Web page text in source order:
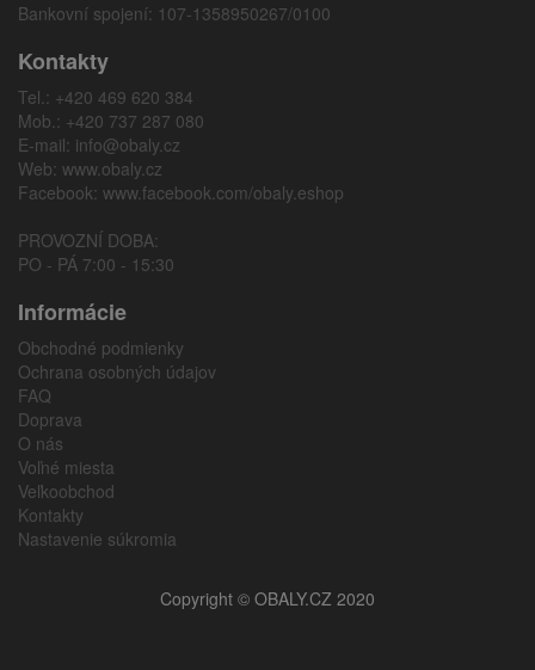
Bankovní spojení: 107-1358950267/0100
Kontakty
Tel.: +420 469 620 384
Mob.: +420 737 287 080
E-mail: info@obaly.cz
Web: www.obaly.cz
Facebook: www.facebook.com/obaly.eshop
PROVOZNÍ DOBA:
PO - PÁ 7:00 - 15:30
Informácie
Obchodné podmienky
Ochrana osobných údajov
FAQ
Doprava
O nás
Voľné miesta
Veľkoobchod
Kontakty
Nastavenie súkromia
Copyright © OBALY.CZ 2020